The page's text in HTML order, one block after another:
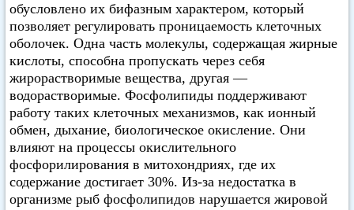
обусловлено их бифазным характером, который
позволяет регулировать проницаемость клеточных
оболочек. Одна часть молекулы, содержащая жирные
кислоты, способна пропускать через себя
жирорастворимые вещества, другая —
водорастворимые. Фосфолипиды поддерживают
работу таких клеточных механизмов, как ионный
обмен, дыхание, биологическое окисление. Они
влияют на процессы окислительного
фосфорилирования в митохондриях, где их
содержание достигает 30%. Из-за недостатка в
организме рыб фосфолипидов нарушается жировой